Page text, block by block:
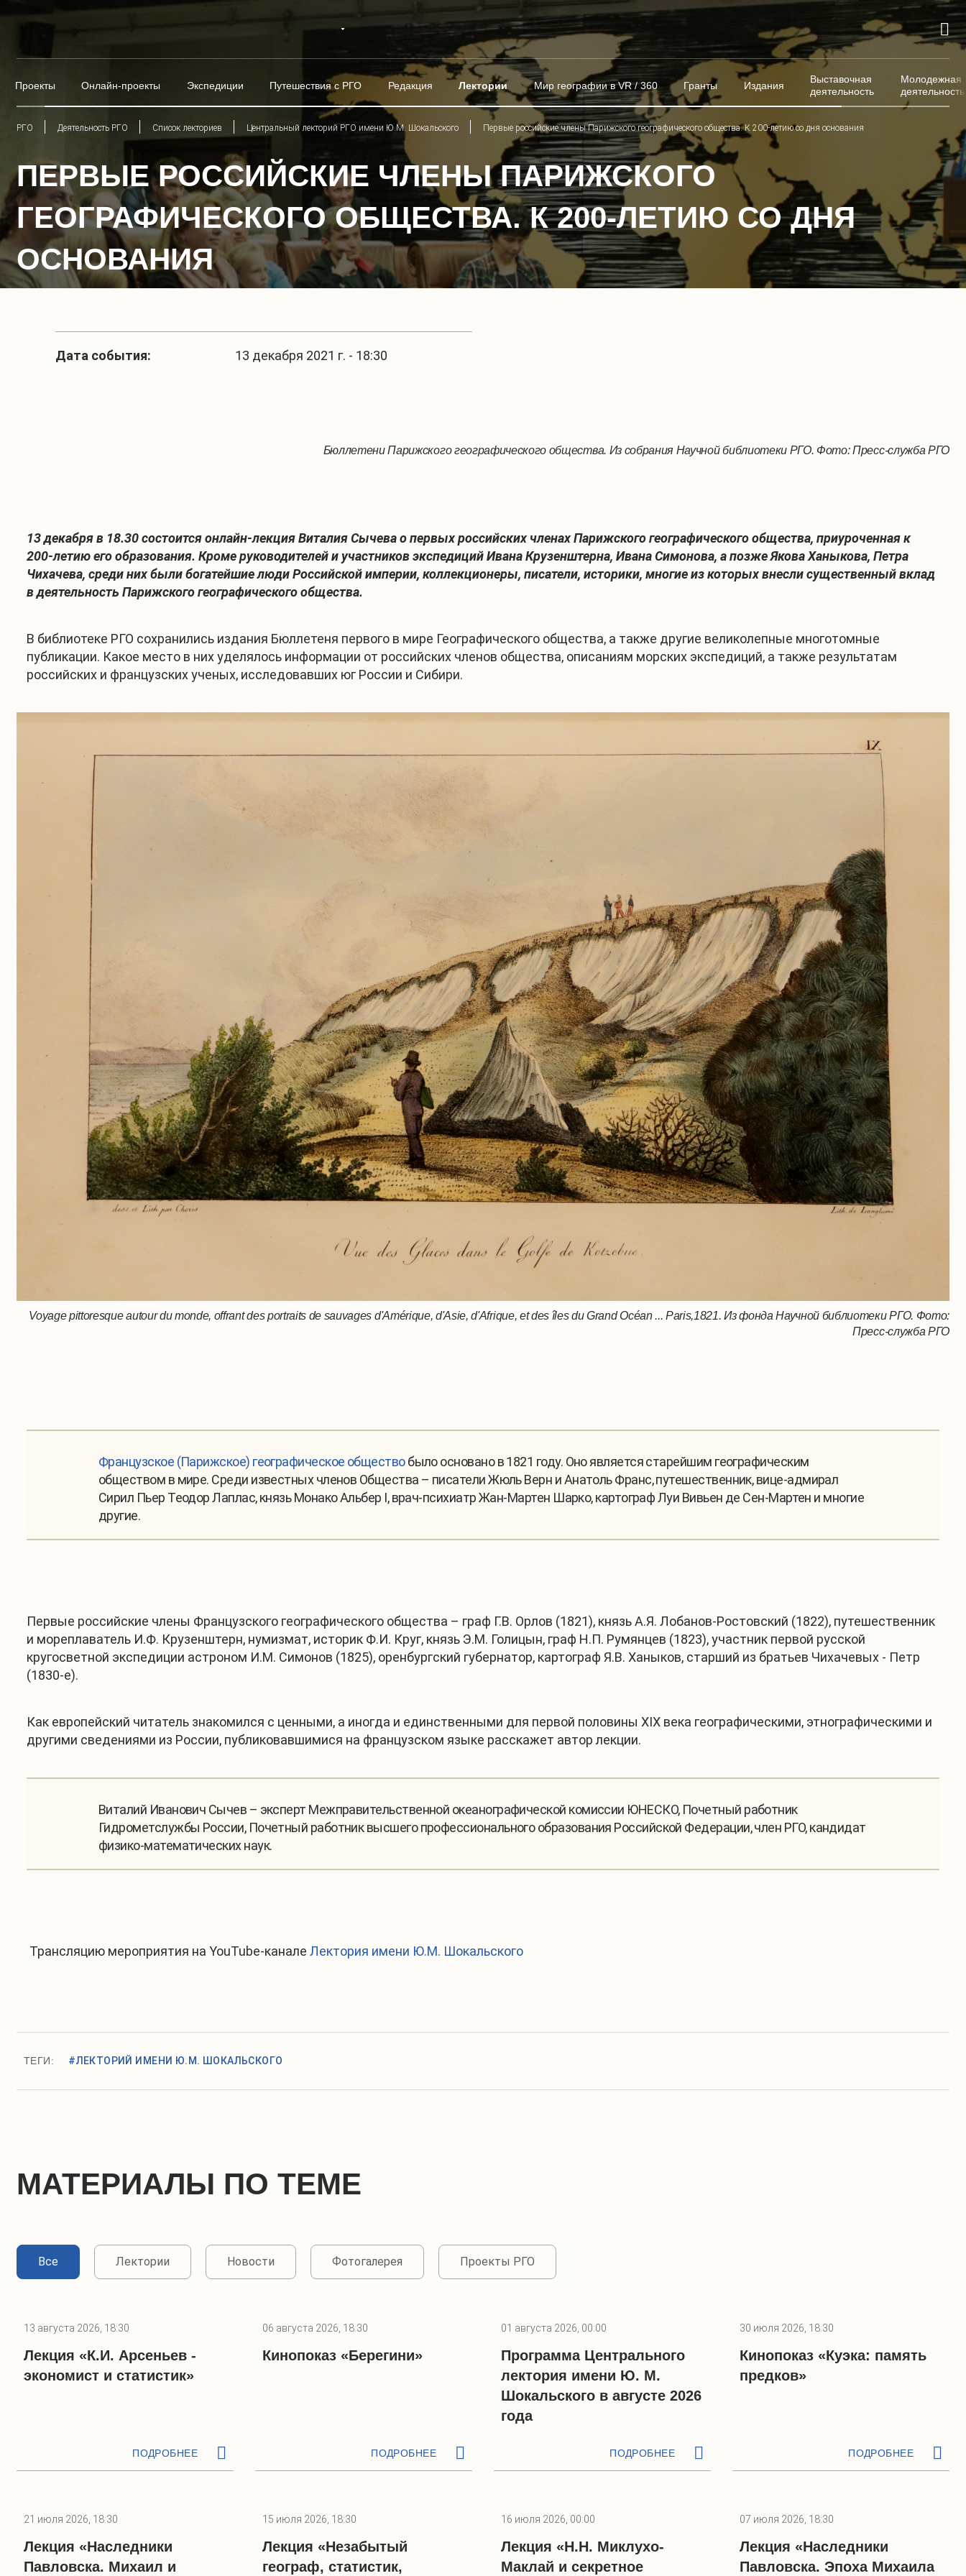
Проекты Онлайн-проекты Экспедиции Путешествия с РГО Редакция Лектории Мир географии в VR / 360 Гранты Издания
Выставочная
деятельность
Молодежная
деятельность
РГО Деятельность РГО Список лекториев Центральный лекторий РГО имени Ю.М. Шокальского Первые российские члены Парижского географического общества. К 200-летию со дня основания
ПЕРВЫЕ РОССИЙСКИЕ ЧЛЕНЫ ПАРИЖСКОГО
ГЕОГРАФИЧЕСКОГО ОБЩЕСТВА. К 200-ЛЕТИЮ СО ДНЯ
ОСНОВАНИЯ
Дата события: 13 декабря 2021 г. - 18:30
Бюллетени Парижского географического общества. Из собрания Научной библиотеки РГО. Фото: Пресс-служба РГО
13 декабря в 18.30 состоится онлайн-лекция Виталия Сычева о первых российских членах Парижского географического общества, приуроченная к
200-летию его образования. Кроме руководителей и участников экспедиций Ивана Крузенштерна, Ивана Симонова, а позже Якова Ханыкова, Петра
Чихачева, среди них были богатейшие люди Российской империи, коллекционеры, писатели, историки, многие из которых внесли существенный вклад
в деятельность Парижского географического общества.
В библиотеке РГО сохранились издания Бюллетеня первого в мире Географического общества, а также другие великолепные многотомные
публикации. Какое место в них уделялось информации от российских членов общества, описаниям морских экспедиций, а также результатам
российских и французских ученых, исследовавших юг России и Сибири.
Voyage pittoresque autour du monde, offrant des portraits de sauvages d'Amérique, d'Asie, d'Afrique, et des îles du Grand Océan ... Paris,1821. Из фонда Научной библиотеки РГО. Фото:
Пресс-служба РГО
Французское (Парижское) географическое обществобыло основано в 1821 году. Оно является старейшим географическим
обществом в мире. Среди известных членов Общества – писатели Жюль Верн и Анатоль Франс, путешественник, вице-адмирал
Сирил Пьер Теодор Лаплас, князь Монако Альбер I, врач-психиатр Жан-Мартен Шарко, картограф Луи Вивьен де Сен-Мартен и многие
другие.
Первые российские члены Французского географического общества – граф Г.В. Орлов (1821), князь А.Я. Лобанов-Ростовский (1822), путешественник
и мореплаватель И.Ф. Крузенштерн, нумизмат, историк Ф.И. Круг, князь Э.М. Голицын, граф Н.П. Румянцев (1823), участник первой русской
кругосветной экспедиции астроном И.М. Симонов (1825), оренбургский губернатор, картограф Я.В. Ханыков, старший из братьев Чихачевых - Петр
(1830-е).
Как европейский читатель знакомился с ценными, а иногда и единственными для первой половины XIX века географическими, этнографическими и
другими сведениями из России, публиковавшимися на французском языке расскажет автор лекции.
Виталий Иванович Сычев – эксперт Межправительственной океанографической комиссии ЮНЕСКО, Почетный работник
Гидрометслужбы России, Почетный работник высшего профессионального образования Российской Федерации, член РГО, кандидат
физико-математических наук.
Трансляцию мероприятия на YouTube-канале Лектория имени Ю.М. Шокальского
ТЕГИ: #ЛЕКТОРИЙ ИМЕНИ Ю.М. ШОКАЛЬСКОГО
МАТЕРИАЛЫ ПО ТЕМЕ
Все Лектории Новости Фотогалерея Проекты РГО
13 августа 2026, 18:30
Лекция «К.И. Арсеньев -
экономист и статистик»
ПОДРОБНЕЕ
06 августа 2026, 18:30
Кинопоказ «Берегини»
ПОДРОБНЕЕ
01 августа 2026, 00:00
Программа Центрального
лектория имени Ю. М.
Шокальского в августе 2026
года
ПОДРОБНЕЕ
30 июля 2026, 18:30
Кинопоказ «Куэка: память
предков»
ПОДРОБНЕЕ
21 июля 2026, 18:30
Лекция «Наследники
Павловска. Михаил и
15 июля 2026, 18:30
Лекция «Незабытый
географ, статистик,
16 июля 2026, 00:00
Лекция «Н.Н. Миклухо-
Маклай и секретное
07 июля 2026, 18:30
Лекция «Наследники
Павловска. Эпоха Михаила